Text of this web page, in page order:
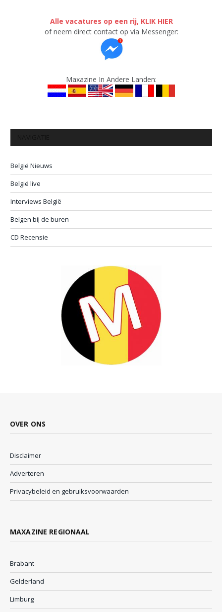
Alle vacatures op een rij, KLIK HIER
of neem direct contact op via Messenger:
Maxazine In Andere Landen:
België Nieuws
België live
Interviews België
Belgen bij de buren
CD Recensie
OVER ONS
Disclaimer
Adverteren
Privacybeleid en gebruiksvoorwaarden
MAXAZINE REGIONAAL
Brabant
Gelderland
Limburg